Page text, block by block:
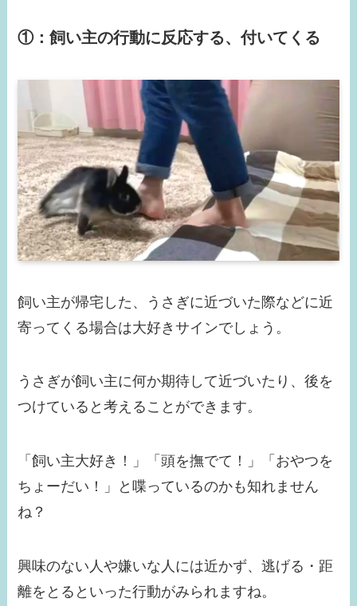
①：飼い主の行動に反応する、付いてくる
飼い主が帰宅した、うさぎに近づいた際などに近
寄ってくる場合は大好きサインでしょう。
うさぎが飼い主に何か期待して近づいたり、後を
つけていると考えることができます。
「飼い主大好き！」「頭を撫でて！」「おやつを
ちょーだい！」と喋っているのかも知れません
ね？
興味のない人や嫌いな人には近かず、逃げる・距
離をとるといった行動がみられますね。